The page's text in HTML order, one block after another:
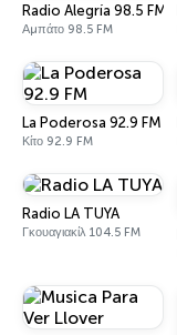
Radio Alegría 98.5 FM
Αμπάτο 98.5 FM
La Poderosa 92.9 FM
Κίτο 92.9 FM
Radio LA TUYA
Γκουαγιακίλ 104.5 FM